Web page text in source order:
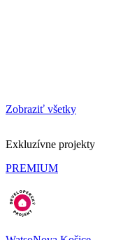
Zobraziť všetky
Exkluzívne projekty
PREMIUM